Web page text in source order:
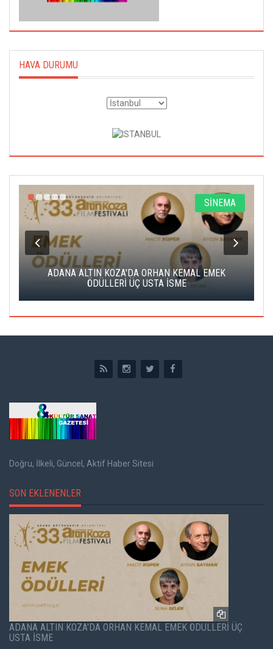
HAVA DURUMU
SİNEMA
ADANA ALTIN KOZA'DA ORHAN KEMAL EMEK
ÖDÜLLERİ ÜÇ USTA İSME
Doğru, İlkeli, Güncel, Aktif Haber Sitesi
SON EKLENENLER
ADANA ALTIN KOZA'DA ORHAN KEMAL EMEK ÖDÜLLERİ ÜÇ
USTA İSME